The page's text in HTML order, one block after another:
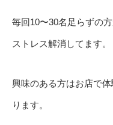
毎回10〜30名足らずの
ストレス解消してます。
興味のある方はお店で
ります。